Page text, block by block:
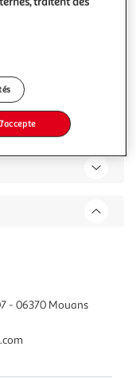
- 06370 Mouans
J'accepte